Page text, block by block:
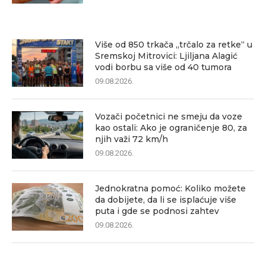
Više od 850 trkača „trčalo za retke“ u
Sremskoj Mitrovici: Ljiljana Alagić
vodi borbu sa više od 40 tumora
09.08.2026.
Vozači početnici ne smeju da voze
kao ostali: Ako je ograničenje 80, za
njih važi 72 km/h
09.08.2026.
Jednokratna pomoć: Koliko možete
da dobijete, da li se isplaćuje više
puta i gde se podnosi zahtev
09.08.2026.